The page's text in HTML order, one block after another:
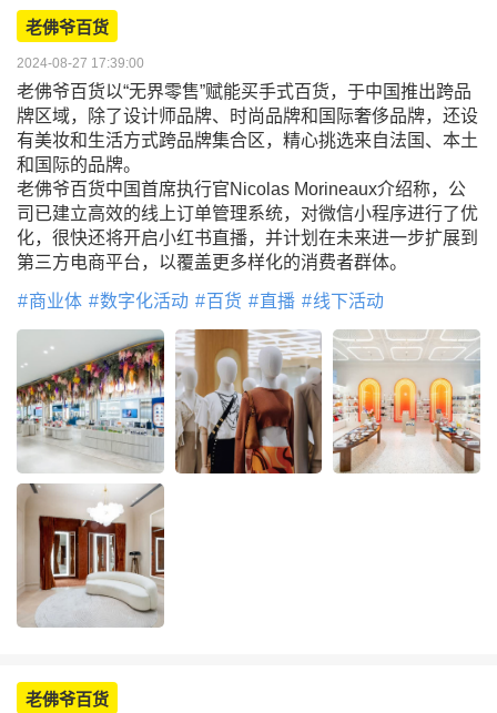
老佛爷百货
2024-08-27 17:39:00
老佛爷百货以“无界零售”赋能买手式百货，于中国推出跨品
牌区域，除了设计师品牌、时尚品牌和国际奢侈品牌，还设
有美妆和生活方式跨品牌集合区，精心挑选来自法国、本土
和国际的品牌。
老佛爷百货中国首席执行官Nicolas Morineaux介绍称，公
司已建立高效的线上订单管理系统，对微信小程序进行了优
化，很快还将开启小红书直播，并计划在未来进一步扩展到
第三方电商平台，以覆盖更多样化的消费者群体。
商业体 数字化活动 百货 直播 线下活动
老佛爷百货